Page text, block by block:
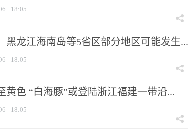
18:05
黑龙江海南岛等5省区部分地区可能发生...
18:05
黄色 “白海豚”或登陆浙江福建一带沿...
18:05